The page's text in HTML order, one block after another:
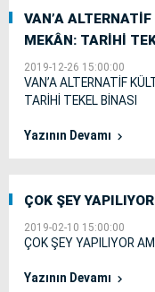
VAN’A
MEKÂN: TARİHİ
2019-12-26 15:00:00
VAN’A ALTERNATİF
TARİHİ TEKEL BİNASI
Yazının Devamı
ÇOK ŞEY
2019-02-10 15:00:00
ÇOK ŞEY YAPILIYOR
Yazının Devamı